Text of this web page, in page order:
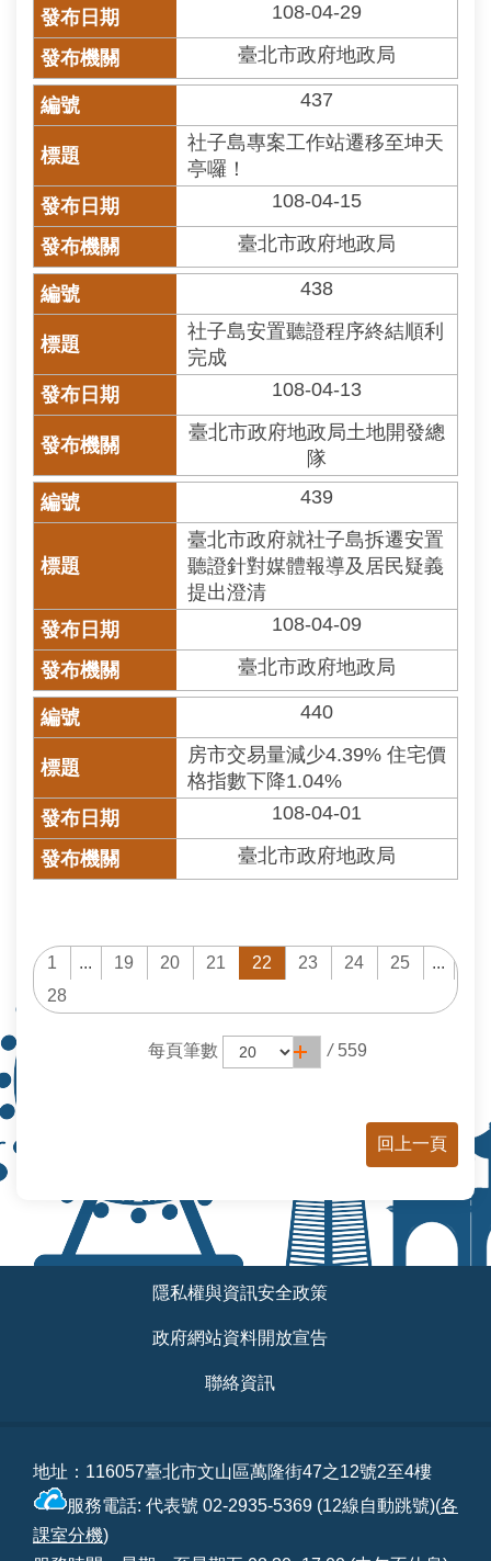
108-04-29
臺北市政府地政局
437
社子島專案工作站遷移至坤天
亭囉！
108-04-15
臺北市政府地政局
438
社子島安置聽證程序終結順利
完成
108-04-13
臺北市政府地政局土地開發總
隊
439
臺北市政府就社子島拆遷安置
聽證針對媒體報導及居民疑義
提出澄清
108-04-09
臺北市政府地政局
440
房市交易量減少4.39% 住宅價
格指數下降1.04%
108-04-01
臺北市政府地政局
1 ... 19 20 21 22 23 24 25
...
28
每頁筆數 / 559
回上一頁
隱私權與資訊安全政策
政府網站資料開放宣告
聯絡資訊
地址：116057臺北市文山區萬隆街47之12號2至4樓
服務電話: 代表號 02-2935-5369 (12線自動跳號)(各
課室分機)